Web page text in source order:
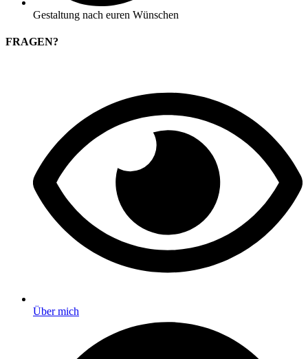
Gestaltung nach euren Wünschen
FRAGEN?
Über mich